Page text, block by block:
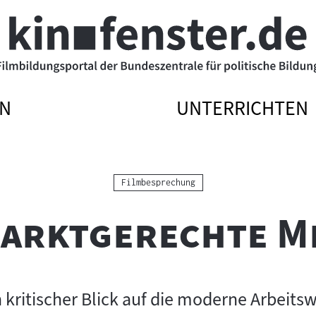
UNTERRICHTEN
Kategorie:
Filmbesprechung
kritischer Blick auf die moderne